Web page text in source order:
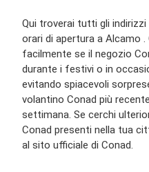
Qui troverai tutti gli indirizzi
orari di apertura a Alcamo
facilmente se il negozio
durante i festivi o in
evitando spiacevoli
volantino Conad più
settimana. Se cerchi
Conad presenti nella tua
al sito ufficiale di Conad.